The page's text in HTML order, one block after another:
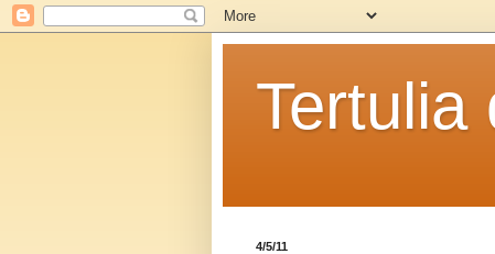
Tertulia
4/5/11